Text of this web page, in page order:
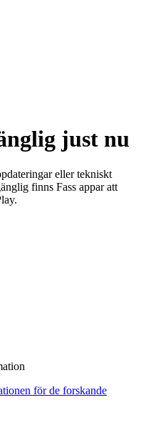
just nu
eller tekniskt
finns Fass appar att
för de forskande